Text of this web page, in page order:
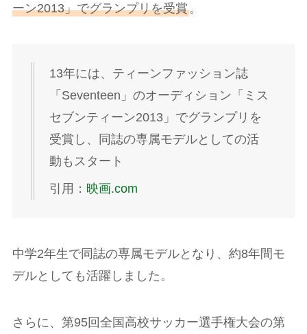
ーン2013」でグランプリを受賞。
13年には、ティーンファッション誌
「Seventeen」のオーディション「ミス
セブンティーン2013」でグランプリを
受賞し、同誌の専属モデルとしての活
動もスタート
引用： 映画.com
中学2年生で同誌の専属モデルとなり、約8年間モ
デルとしても活躍しました。
さらに、第95回全国高校サッカー選手権大会の第